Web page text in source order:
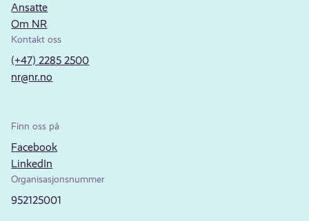
Ansatte
Om NR
Kontakt oss
(+47) 2285 2500
nr@nr.no
Finn oss på
Facebook
LinkedIn
Organisasjonsnummer
952125001